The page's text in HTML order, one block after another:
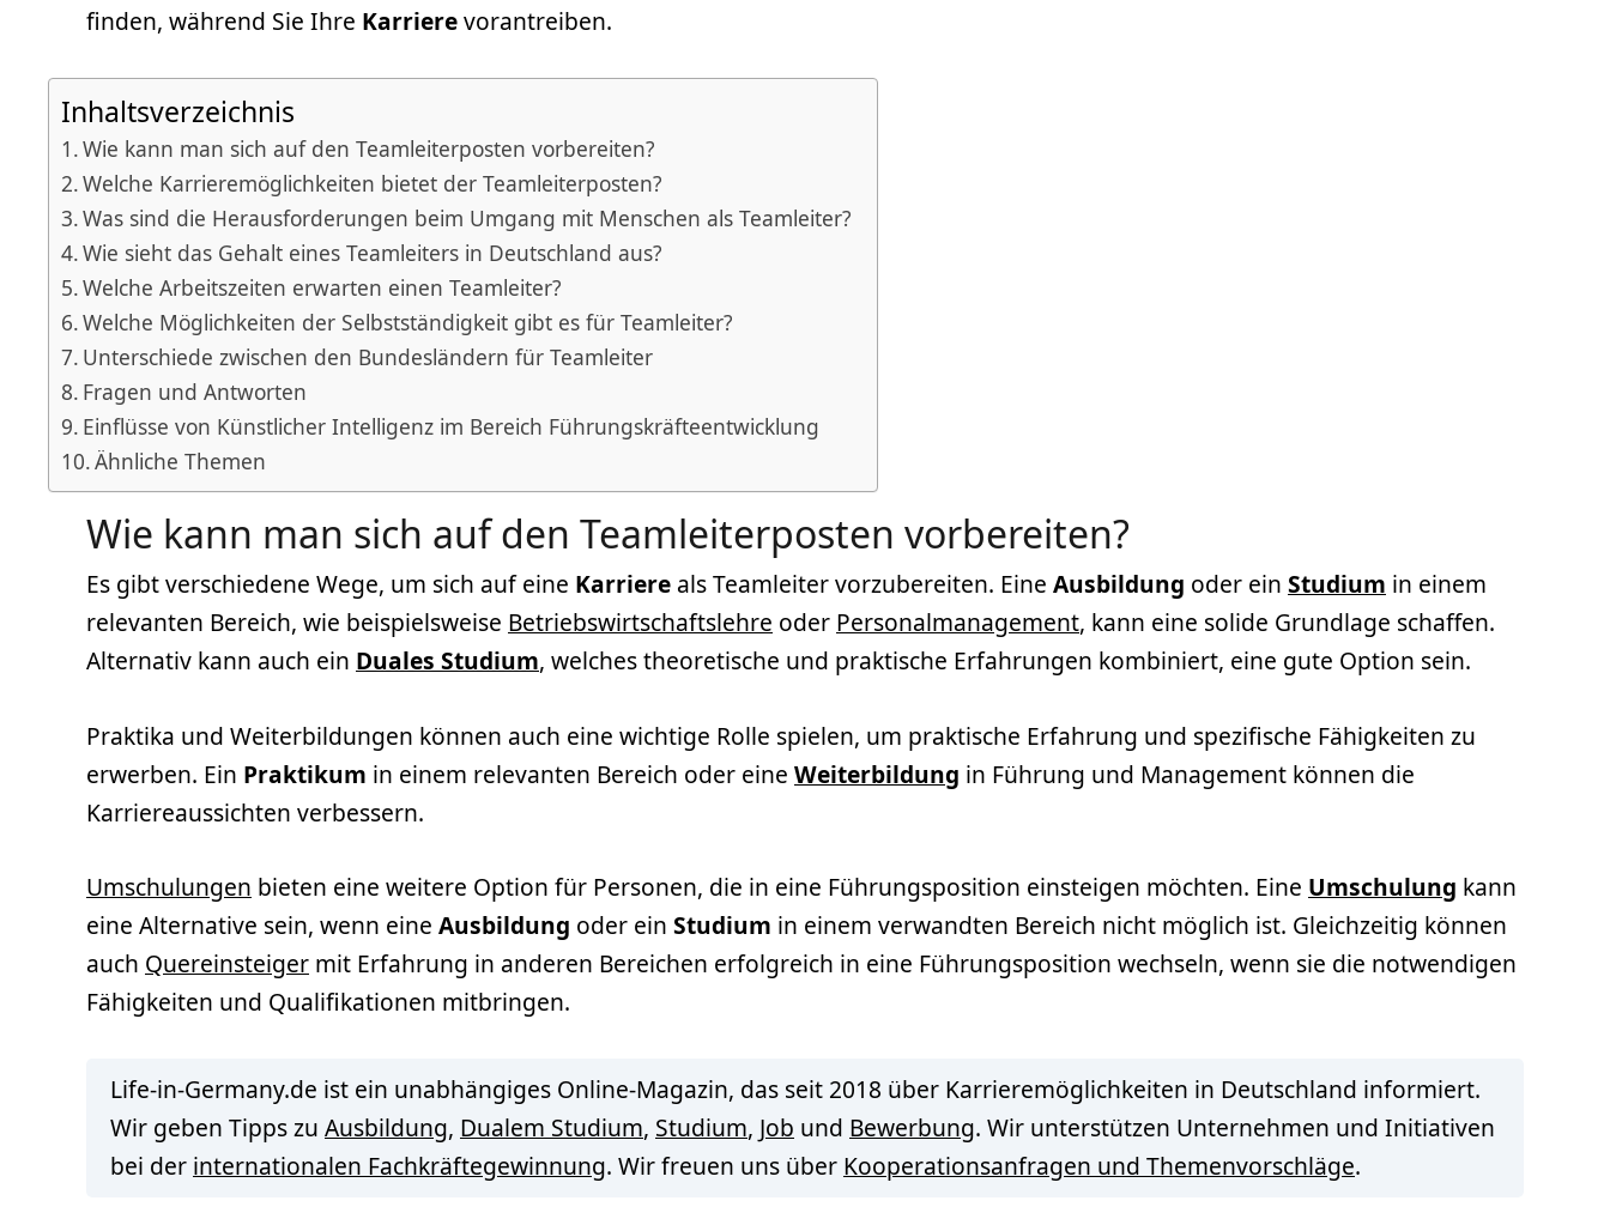
finden, während Sie Ihre Karrierevorantreiben.
Inhaltsverzeichnis
Wie kann man sich auf den Teamleiterposten vorbereiten?
Welche Karrieremöglichkeiten bietet der Teamleiterposten?
Was sind die Herausforderungen beim Umgang mit Menschen als Teamleiter?
Wie sieht das Gehalt eines Teamleiters in Deutschland aus?
Welche Arbeitszeiten erwarten einen Teamleiter?
Welche Möglichkeiten der Selbstständigkeit gibt es für Teamleiter?
Unterschiede zwischen den Bundesländern für Teamleiter
Fragen und Antworten
Einflüsse von Künstlicher Intelligenz im Bereich Führungskräfteentwicklung
Ähnliche Themen
Wie kann man sich auf den Teamleiterposten vorbereiten?
Es gibt verschiedene Wege, um sich auf eine Karriere als Teamleiter vorzubereiten. Eine Ausbildung oder ein Studium in einem
relevanten Bereich, wie beispielsweise Betriebswirtschaftslehre oder Personalmanagement, kann eine solide Grundlage schaffen.
Alternativ kann auch ein Duales Studium, welches theoretische und praktische Erfahrungen kombiniert, eine gute Option sein.
Praktika und Weiterbildungen können auch eine wichtige Rolle spielen, um praktische Erfahrung und spezifische Fähigkeiten zu
erwerben. Ein Praktikum in einem relevanten Bereich oder eine Weiterbildung in Führung und Management können die
Karriereaussichten verbessern.
Umschulungen bieten eine weitere Option für Personen, die in eine Führungsposition einsteigen möchten. Eine Umschulung kann
eine Alternative sein, wenn eine Ausbildung oder ein Studium in einem verwandten Bereich nicht möglich ist. Gleichzeitig können
auch Quereinsteiger mit Erfahrung in anderen Bereichen erfolgreich in eine Führungsposition wechseln, wenn sie die notwendigen
Fähigkeiten und Qualifikationen mitbringen.
Life-in-Germany.de ist ein unabhängiges Online-Magazin, das seit 2018 über Karrieremöglichkeiten in Deutschland informiert.
Wir geben Tipps zu Ausbildung, Dualem Studium, Studium, Job und Bewerbung. Wir unterstützen Unternehmen und Initiativen
bei der internationalen Fachkräftegewinnung. Wir freuen uns über Kooperationsanfragen und Themenvorschläge.